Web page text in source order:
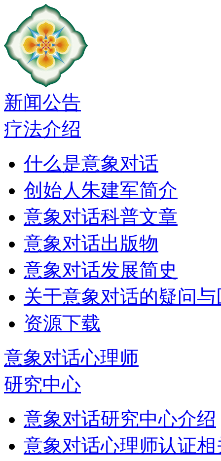
新闻公告
疗法介绍
什么是意象对话
创始人朱建军简介
意象对话科普文章
意象对话出版物
意象对话发展简史
关于意象对话的疑问
资源下载
意象对话心理师
研究中心
意象对话研究中心介绍
意象对话心理师认证